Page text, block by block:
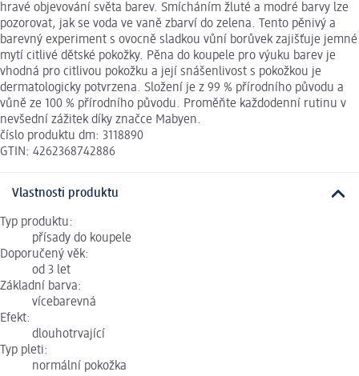
hravé objevování světa barev. Smícháním žluté a modré barvy lze
pozorovat, jak se voda ve vaně zbarví do zelena. Tento pěnivý a
barevný experiment s ovocně sladkou vůní borůvek zajišťuje jemné
mytí citlivé dětské pokožky. Pěna do koupele pro výuku barev je
vhodná pro citlivou pokožku a její snášenlivost s pokožkou je
dermatologicky potvrzena. Složení je z 99 % přírodního původu a
vůně ze 100 % přírodního původu. Proměňte každodenní rutinu v
nevšední zážitek díky značce Mabyen.
číslo produktu dm: 3118890
GTIN: 4262368742886
Vlastnosti produktu
Typ produktu:
přísady do koupele
Doporučený věk:
od 3 let
Základní barva:
vícebarevná
Efekt:
dlouhotrvající
Typ pleti:
normální pokožka